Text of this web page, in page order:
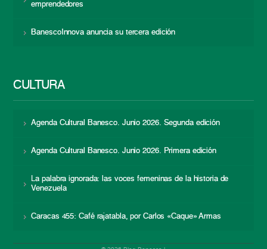
emprendedores
BanescoInnova anuncia su tercera edición
CULTURA
Agenda Cultural Banesco. Junio 2026. Segunda edición
Agenda Cultural Banesco. Junio 2026. Primera edición
La palabra ignorada: las voces femeninas de la historia de
Venezuela
Caracas 455: Café rajatabla, por Carlos «Caque» Armas